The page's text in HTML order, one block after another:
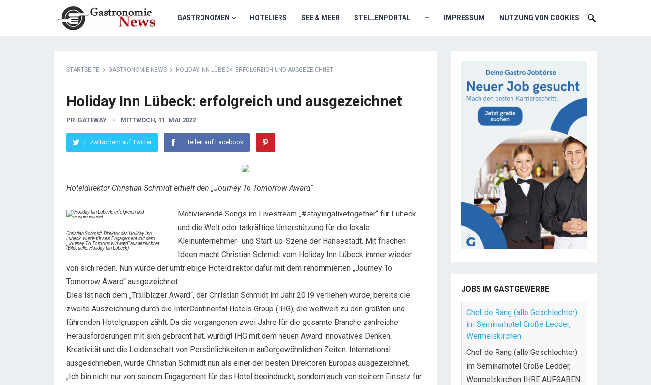
GASTRONOMEN HOTELIERS SEE & MEER STELLENPORTAL – IMPRESSUM NUTZUNG VON COOKIES
STARTSEITE GASTRONOMIE NEWS HOLIDAY INN LÜBECK: ERFOLGREICH UND AUSGEZEICHNET
Holiday Inn Lübeck: erfolgreich und ausgezeichnet
PR-GATEWAY MITTWOCH, 11. MAI 2022
Zwitschern auf Twitter Teilen auf Facebook
Hoteldirektor Christian Schmidt erhielt den „Journey To Tomorrow Award“
Christian Schmidt, Direktor des Holiday Inn
Lübeck, wurde für sein Engagement mit dem
„Journey To Tomorrow Award“ ausgezeichnet
(Bildquelle: Holiday Inn Lübeck)
Motivierende Songs im Livestream „#stayingalivetogether“ für Lübeck
und die Welt oder tatkräftige Unterstützung für die lokale
Kleinunternehmer- und Start-up-Szene der Hansestadt. Mit frischen
Ideen macht Christian Schmidt vom Holiday Inn Lübeck immer wieder
von sich reden. Nun wurde der umtriebige Hoteldirektor dafür mit dem renommierten „Journey To
Tomorrow Award“ ausgezeichnet.
Dies ist nach dem „Trailblazer Award“, der Christian Schmidt im Jahr 2019 verliehen wurde, bereits die
zweite Auszeichnung durch die InterContinental Hotels Group (IHG), die weltweit zu den größten und
führenden Hotelgruppen zählt. Da die vergangenen zwei Jahre für die gesamte Branche zahlreiche
Herausforderungen mit sich gebracht hat, würdigt IHG mit dem neuen Award innovatives Denken,
Kreativität und die Leidenschaft von Persönlichkeiten in außergewöhnlichen Zeiten. International
ausgeschrieben, wurde Christian Schmidt nun als einer der besten Direktoren Europas ausgezeichnet.
„Ich bin nicht nur von seinem Engagement für das Hotel beeindruckt, sondern auch von seinem Einsatz für
JOBS IM GASTGEWERBE
Chef de Rang (alle Geschlechter)
im Seminarhotel Große Ledder,
Wermelskirchen
Chef de Rang (alle Geschlechter)
im Seminarhotel Große Ledder,
Wermelskirchen IHRE AUFGABEN